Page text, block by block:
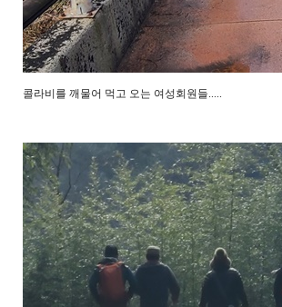
콜라비를 깨물어 먹고 오는 여성회원들.....